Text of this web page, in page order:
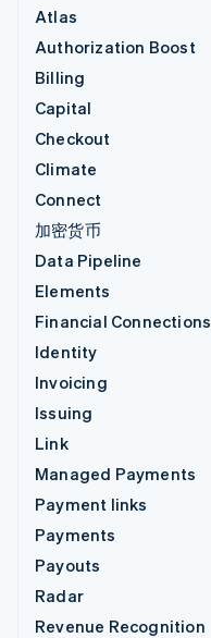
Atlas
Authorization Boost
Billing
Capital
Checkout
Climate
Connect
加密货币
Data Pipeline
Elements
Financial Connections
Identity
Invoicing
Issuing
Link
Managed Payments
Payment links
Payments
Payouts
Radar
Revenue Recognition